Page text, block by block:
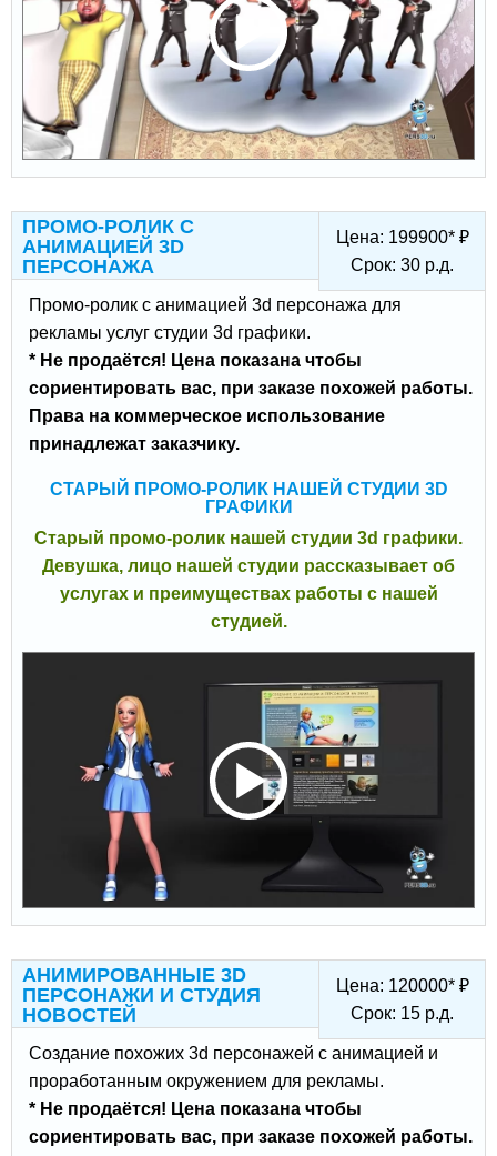
Цена: 199900* ₽
Срок: 30 р.д.
ПРОМО-РОЛИК С
АНИМАЦИЕЙ 3D
ПЕРСОНАЖА
Промо-ролик с анимацией 3d персонажа для
рекламы услуг студии 3d графики.
* Не продаётся! Цена показана чтобы
сориентировать вас, при заказе похожей работы.
Права на коммерческое использование
принадлежат заказчику.
СТАРЫЙ ПРОМО-РОЛИК НАШЕЙ СТУДИИ 3D
ГРАФИКИ
Старый промо-ролик нашей студии 3d графики.
Девушка, лицо нашей студии рассказывает об
услугах и преимуществах работы с нашей
студией.
Цена: 120000* ₽
Срок: 15 р.д.
АНИМИРОВАННЫЕ 3D
ПЕРСОНАЖИ И СТУДИЯ
НОВОСТЕЙ
Создание похожих 3d персонажей с анимацией и
проработанным окружением для рекламы.
* Не продаётся! Цена показана чтобы
сориентировать вас, при заказе похожей работы.